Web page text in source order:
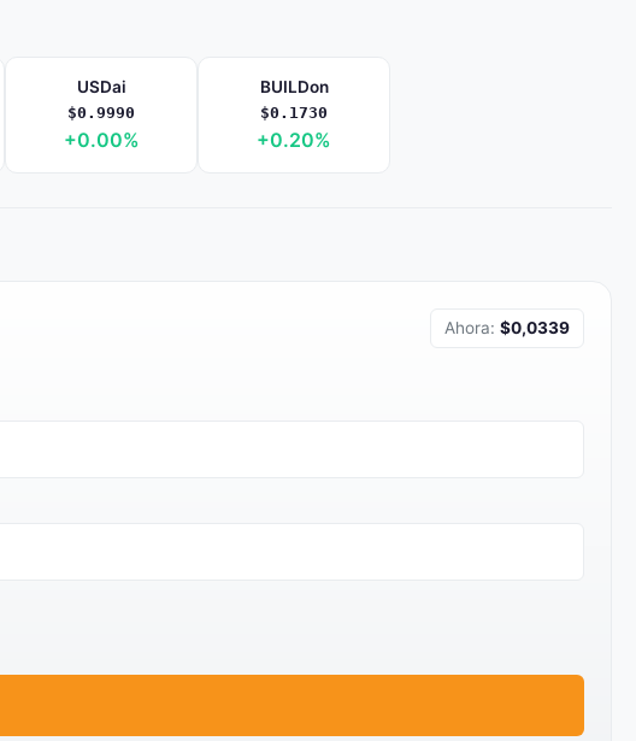
USDai
$0.9990
+0.00%
BUILDon
$0.1730
+0.20%
Ahora: $0,0339